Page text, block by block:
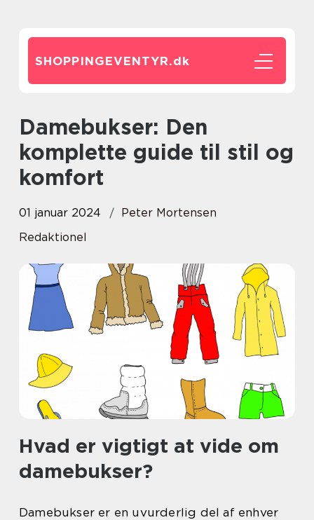
SHOPPINGEVENTYR.dk
Damebukser: Den
komplette guide til stil og
komfort
01 januar 2024
Peter Mortensen
Redaktionel
Hvad er vigtigt at vide om
damebukser?
Damebukser er en uvurderlig del af enhver